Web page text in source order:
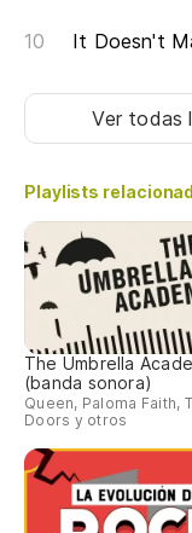
It Doesn't
Ver todas
Playlists
The Umbrella
(banda sonora)
Queen, Paloma Faith,
Doors y otros